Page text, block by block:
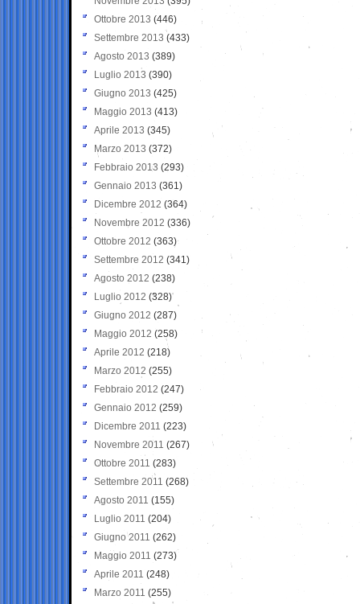
Ottobre 2013 (446)
Settembre 2013 (433)
Agosto 2013 (389)
Luglio 2013 (390)
Giugno 2013 (425)
Maggio 2013 (413)
Aprile 2013 (345)
Marzo 2013 (372)
Febbraio 2013 (293)
Gennaio 2013 (361)
Dicembre 2012 (364)
Novembre 2012 (336)
Ottobre 2012 (363)
Settembre 2012 (341)
Agosto 2012 (238)
Luglio 2012 (328)
Giugno 2012 (287)
Maggio 2012 (258)
Aprile 2012 (218)
Marzo 2012 (255)
Febbraio 2012 (247)
Gennaio 2012 (259)
Dicembre 2011 (223)
Novembre 2011 (267)
Ottobre 2011 (283)
Settembre 2011 (268)
Agosto 2011 (155)
Luglio 2011 (204)
Giugno 2011 (262)
Maggio 2011 (273)
Aprile 2011 (248)
Marzo 2011 (255)